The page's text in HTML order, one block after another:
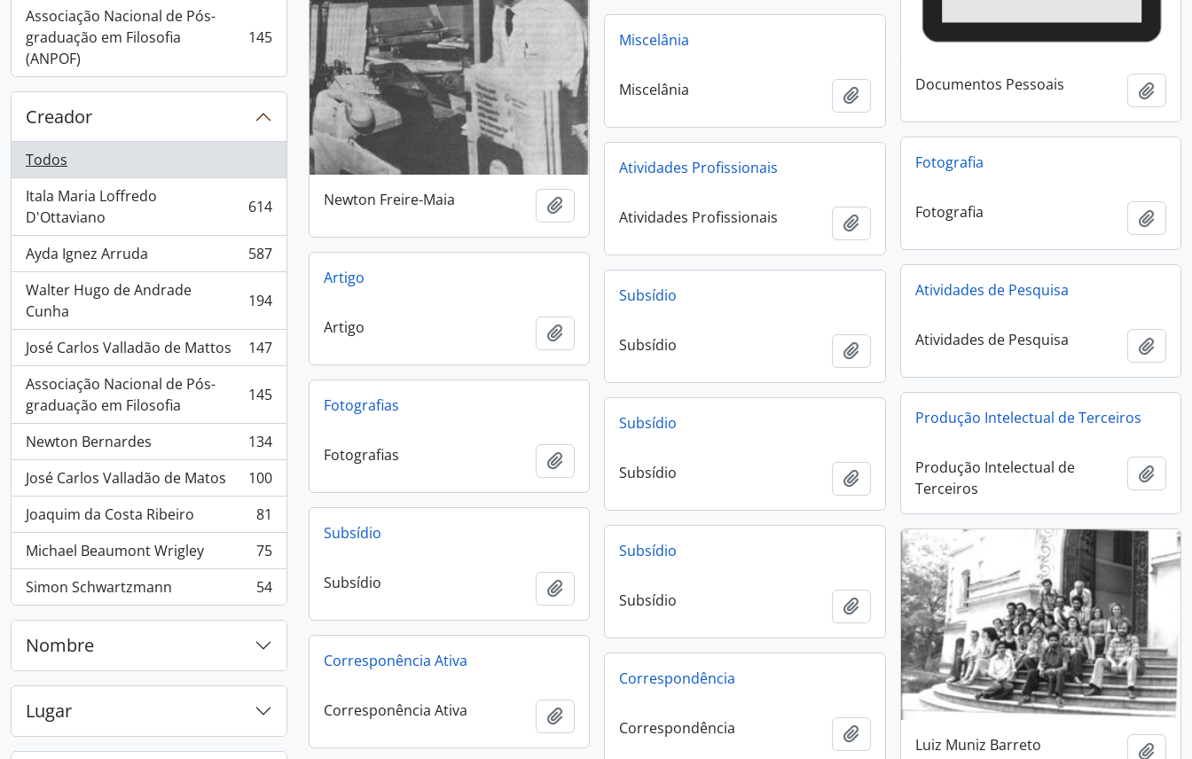
Associação Nacional de Pós-
graduação em Filosofia
(ANPOF)
, 145 resultados 145
Creador
Todos
Itala Maria Loffredo
D'Ottaviano
, 614 resultados 614
Ayda Ignez Arruda
, 587 resultados
587
Walter Hugo de Andrade
Cunha
, 194 resultados 194
José Carlos Valladão de Mattos
, 147 resultados
147
Associação Nacional de Pós-
graduação em Filosofia
, 145 resultados 145
Newton Bernardes
, 134 resultados
134
José Carlos Valladão de Matos
, 100 resultados
100
Joaquim da Costa Ribeiro
, 81 resultados
81
Michael Beaumont Wrigley
, 75 resultados
75
Simon Schwartzmann
, 54 resultados 54
Nombre
Lugar
Documentos Pessoais
Newton Freire-Maia
Miscelânia
Miscelânia Añadir al portapapeles
Fotografia
Fotografia
Atividades Profissionais
Atividades Profissionais Añadir al portapapeles
Artigo
Artigo
Atividades de Pesquisa
Atividades de Pesquisa
Subsídio
Subsídio Añadir al portapapeles
Fotografias
Fotografias
Produção Intelectual de Terceiros
Produção Intelectual de
Terceiros
Subsídio
Subsídio Añadir al portapapeles
Subsídio
Subsídio
Subsídio
Subsídio Añadir al portapapeles
Luiz Muniz Barreto
Corresponência Ativa
Corresponência Ativa
Correspondência
Correspondência Añadir al portapapeles